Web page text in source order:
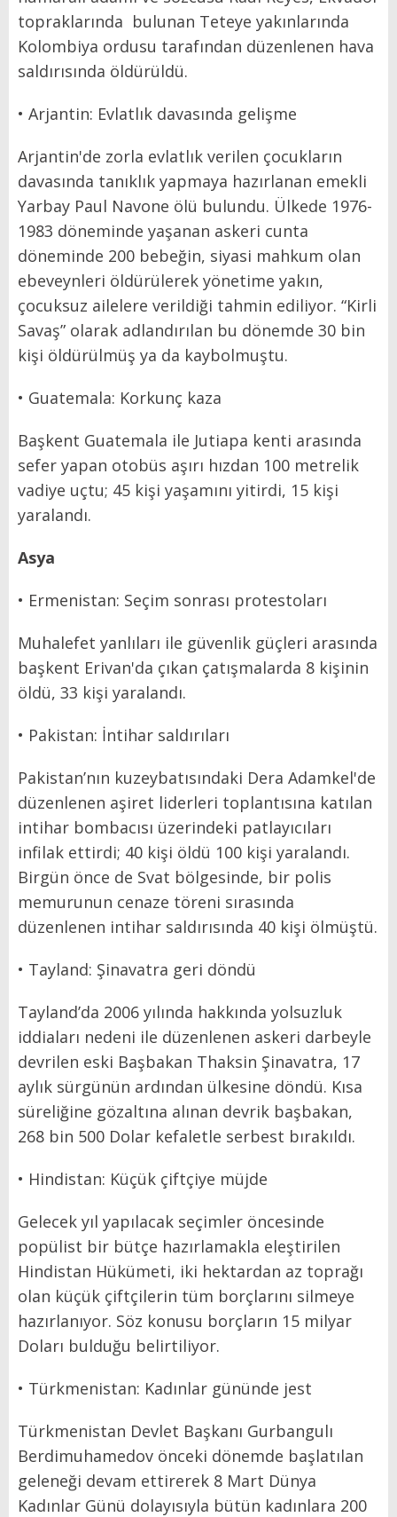
topraklarında bulunan Teteye yakınlarında
Kolombiya ordusu tarafından düzenlenen hava
saldırısında öldürüldü.
• Arjantin: Evlatlık davasında gelişme
Arjantin'de zorla evlatlık verilen çocukların
davasında tanıklık yapmaya hazırlanan emekli
Yarbay Paul Navone ölü bulundu. Ülkede 1976-
1983 döneminde yaşanan askeri cunta
döneminde 200 bebeğin, siyasi mahkum olan
ebeveynleri öldürülerek yönetime yakın,
çocuksuz ailelere verildiği tahmin ediliyor. “Kirli
Savaş” olarak adlandırılan bu dönemde 30 bin
kişi öldürülmüş ya da kaybolmuştu.
• Guatemala: Korkunç kaza
Başkent Guatemala ile Jutiapa kenti arasında
sefer yapan otobüs aşırı hızdan 100 metrelik
vadiye uçtu; 45 kişi yaşamını yitirdi, 15 kişi
yaralandı.
Asya
• Ermenistan: Seçim sonrası protestoları
Muhalefet yanlıları ile güvenlik güçleri arasında
başkent Erivan'da çıkan çatışmalarda 8 kişinin
öldü, 33 kişi yaralandı.
• Pakistan: İntihar saldırıları
Pakistan’nın kuzeybatısındaki Dera Adamkel'de
düzenlenen aşiret liderleri toplantısına katılan
intihar bombacısı üzerindeki patlayıcıları
infilak ettirdi; 40 kişi öldü 100 kişi yaralandı.
Birgün önce de Svat bölgesinde, bir polis
memurunun cenaze töreni sırasında
düzenlenen intihar saldırısında 40 kişi ölmüştü.
• Tayland: Şinavatra geri döndü
Tayland’da 2006 yılında hakkında yolsuzluk
iddiaları nedeni ile düzenlenen askeri darbeyle
devrilen eski Başbakan Thaksin Şinavatra, 17
aylık sürgünün ardından ülkesine döndü. Kısa
süreliğine gözaltına alınan devrik başbakan,
268 bin 500 Dolar kefaletle serbest bırakıldı.
• Hindistan: Küçük çiftçiye müjde
Gelecek yıl yapılacak seçimler öncesinde
popülist bir bütçe hazırlamakla eleştirilen
Hindistan Hükümeti, iki hektardan az toprağı
olan küçük çiftçilerin tüm borçlarını silmeye
hazırlanıyor. Söz konusu borçların 15 milyar
Doları bulduğu belirtiliyor.
• Türkmenistan: Kadınlar gününde jest
Türkmenistan Devlet Başkanı Gurbangulı
Berdimuhamedov önceki dönemde başlatılan
geleneği devam ettirerek 8 Mart Dünya
Kadınlar Günü dolayısıyla bütün kadınlara 200